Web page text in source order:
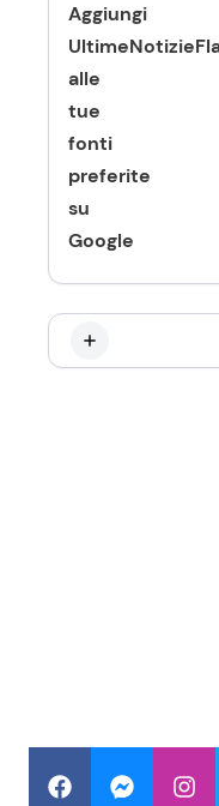
Aggiungi
alle
tue
fonti
preferite
su
Google